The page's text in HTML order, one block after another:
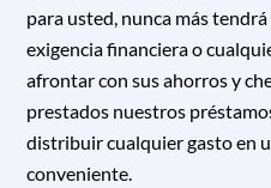
para usted, nunca más
exigencia financiera o
afrontar con sus ahorros y
prestados nuestros
distribuir cualquier gasto en
conveniente.